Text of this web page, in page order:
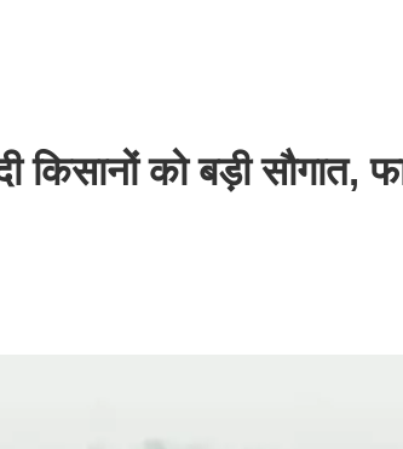
को बड़ी सौगात,